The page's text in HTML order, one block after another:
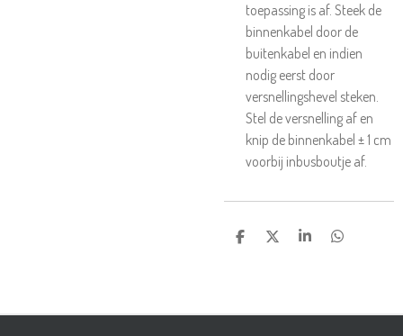
toepassing is af. Steek de
binnenkabel door de
buitenkabel en indien
nodig eerst door
versnellingshevel steken.
Stel de versnelling af en
knip de binnenkabel ± 1 cm
voorbij inbusboutje af.
DELENDEEL SHAREDELEN